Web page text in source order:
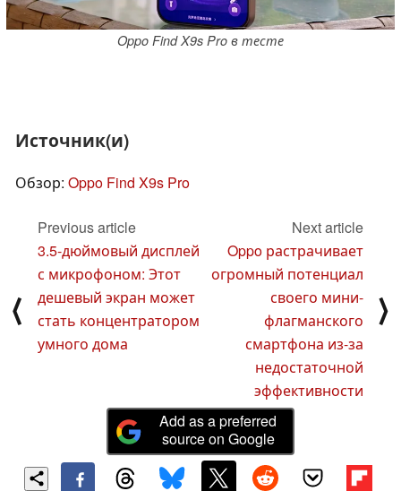
Oppo Find X9s Pro в тесте
Источник(и)
Обзор: Oppo Find X9s Pro
⟨
Previous article
3.5-дюймовый дисплей
с микрофоном: Этот
дешевый экран может
стать концентратором
умного дома
Next article
Oppo растрачивает
огромный потенциал
своего мини-
флагманского
смартфона из-за
недостаточной
эффективности
⟩
Add as a preferred
source on Google